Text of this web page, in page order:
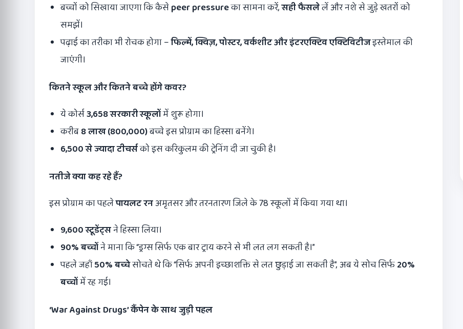
बच्चों को सिखाया जाएगा कि कैसेpeer pressureका सामना करें,सही फैसलेलें और नशे से जुड़े खतरों को
समझें।
पढ़ाई का तरीका भी रोचक होगा –फिल्में,क्विज़,पोस्टर,वर्कशीट और इंटरएक्टिव एक्टिविटीजइस्तेमाल की
जाएंगी।
कितने स्कूल और कितने बच्चे होंगे कवर?
ये कोर्स3,658सरकारी स्कूलोंमें शुरू होगा।
करीब8लाख (800,000)बच्चे इस प्रोग्राम का हिस्सा बनेंगे।
6,500से ज्यादा टीचर्सको इस करिकुलम की ट्रेनिंग दी जा चुकी है।
नतीजे क्या कह रहे हैं?
इस प्रोग्राम का पहलेपायलट रनअमृतसर और तरनतारण जिले के 78 स्कूलों में किया गया था।
9,600स्टूडेंट्सने हिस्सा लिया।
90%बच्चोंने माना कि “ड्रग्स सिर्फ एक बार ट्राय करने से भी लत लग सकती है।”
पहले जहाँ50%बच्चेसोचते थे कि “सिर्फ अपनी इच्छाशक्ति से लत छुड़ाई जा सकती है”, अब ये सोच सिर्फ20%
बच्चोंमें रह गई।
‘War Against Drugs’कैंपेन के साथ जुड़ी पहल